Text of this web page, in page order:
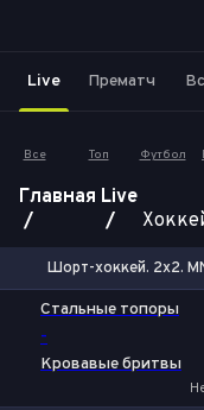
Live Прематч
Все Топ Футбол
Главная Live
Шорт-хоккей. 2x2.
Стальные топоры
-
Кровавые бритвы